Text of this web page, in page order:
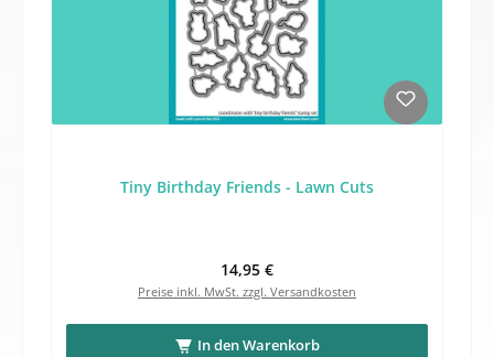
Tiny Birthday Friends - Lawn Cuts
Regulärer Preis:
14,95 €
Preise inkl. MwSt. zzgl. Versandkosten
In den Warenkorb